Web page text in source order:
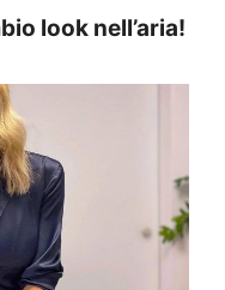
look nell’aria!